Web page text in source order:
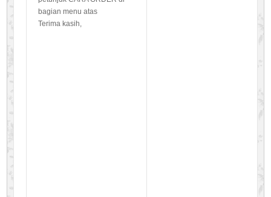
bagian menu atas
Terima kasih,